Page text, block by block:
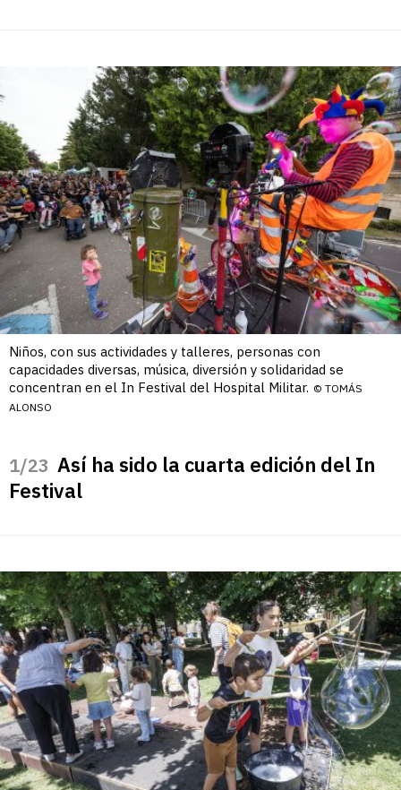
Niños, con sus actividades y talleres, personas con
capacidades diversas, música, diversión y solidaridad se
concentran en el In Festival del Hospital Militar. © TOMÁS
ALONSO
/23 Así ha sido la cuarta edición del In
Festival